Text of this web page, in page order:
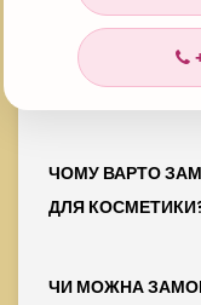
У інтернет-
Антивіковий
ЧОМУ ВАРТО
ДЛЯ
ЧИ МОЖНА